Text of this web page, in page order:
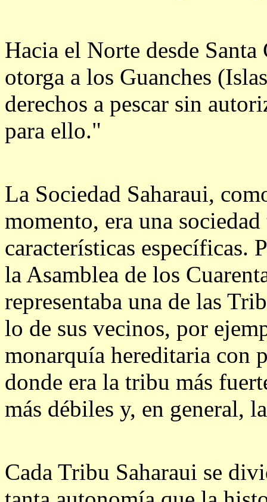
Hacia el Norte desde
otorga a los Guanches
derechos a pescar sin
para ello."
La Sociedad Saharaui,
momento, era una
características específicas.
la Asamblea de los
representaba una de las
lo de sus vecinos, por
monarquía hereditaria con
donde era la tribu más
más débiles y, en general,
Cada Tribu Saharaui se